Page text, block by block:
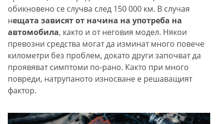
обикновено се случва след 150 000 км. В случая
нещата зависят от начина на употреба на
автомобила, както и от неговия модел. Някои
превозни средства могат да изминат много повече
километри без проблем, докато други започват да
проявяват симптоми по-рано. Както при много
повреди, натрупаното износване е решаващият
фактор.